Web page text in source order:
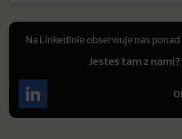
Na LinkedInie obserwuje nas
Jesteś tam z nami?